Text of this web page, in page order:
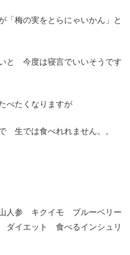
梅の実をとらにゃいかん」と
と 今度は寝言でいいそうです
べたくなりますが
生では食べれれません。。
人参 キクイモ ブルーベリー
イエット 食べるインシュリ